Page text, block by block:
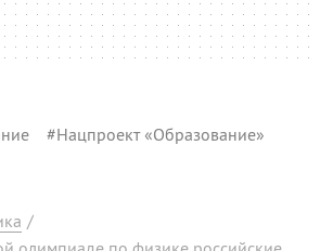
#Нацпроект «Образование»
/